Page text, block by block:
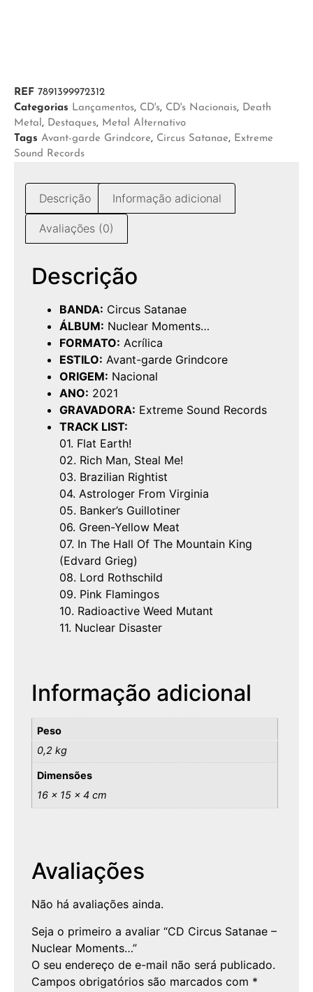
REF 7891399972312
Categorias Lançamentos, CD's, CD's Nacionais, Death
Metal, Destaques, Metal Alternativo
Tags Avant-garde Grindcore, Circus Satanae, Extreme
Sound Records
Descrição Informação adicional
Avaliações (0)
Descrição
BANDA: Circus Satanae
ÁLBUM: Nuclear Moments…
FORMATO: Acrílica
ESTILO: Avant-garde Grindcore
ORIGEM: Nacional
ANO: 2021
GRAVADORA: Extreme Sound Records
TRACK LIST:
01. Flat Earth!
02. Rich Man, Steal Me!
03. Brazilian Rightist
04. Astrologer From Virginia
05. Banker’s Guillotiner
06. Green-Yellow Meat
07. In The Hall Of The Mountain King
(Edvard Grieg)
08. Lord Rothschild
09. Pink Flamingos
10. Radioactive Weed Mutant
11. Nuclear Disaster
Informação adicional
Peso
0,2 kg
Dimensões
16 × 15 × 4 cm
Avaliações
Não há avaliações ainda.
Seja o primeiro a avaliar “CD Circus Satanae –
Nuclear Moments…”
O seu endereço de e-mail não será publicado.
Campos obrigatórios são marcados com *